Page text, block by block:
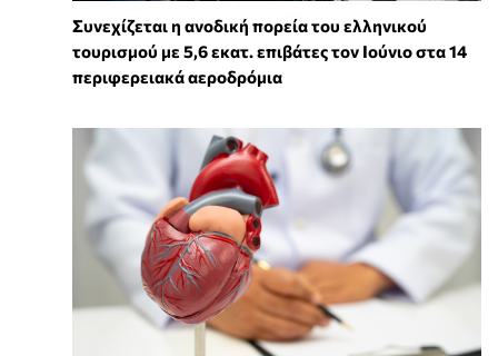
Συνεχίζεται η ανοδική πορεία του ελληνικού
τουρισμού με 5,6 εκατ. επιβάτες τον Ιούνιο στα 14
περιφερειακά αεροδρόμια